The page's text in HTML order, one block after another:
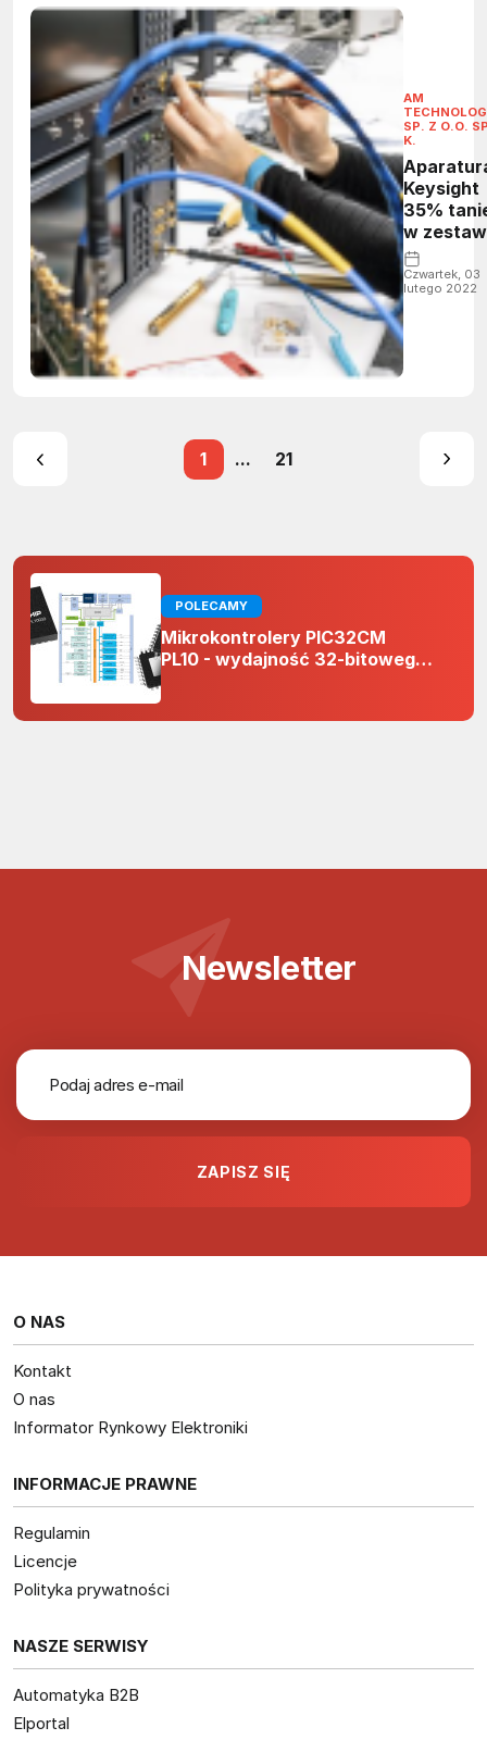
AM
SP. Z O.O.
K.
Keysight
35%
w
Czwartek, 03
lutego 2022
1 ... 21
POLECAMY
Mikrokontrolery PIC32CM
PL10 - wydajność 32-bitowego
projektach 5 V
Newsletter
O NAS
Kontakt
O nas
Informator Rynkowy Elektroniki
INFORMACJE PRAWNE
Regulamin
Licencje
Polityka prywatności
NASZE SERWISY
Automatyka B2B
Elportal